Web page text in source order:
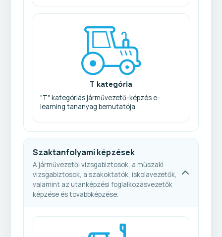
T kategória
"T" kategóriás járművezető-képzés e-
learning tananyag bemutatója
Szaktanfolyami képzések
A járművezetői vizsgabiztosok, a műszaki
vizsgabiztosok, a szakoktatók, iskolavezetők,
valamint az utánképzési foglalkozásvezetők
képzése és továbbképzése.